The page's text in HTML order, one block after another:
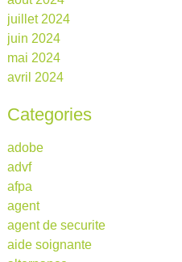
juillet 2024
juin 2024
mai 2024
avril 2024
Categories
adobe
advf
afpa
agent
agent de securite
aide soignante